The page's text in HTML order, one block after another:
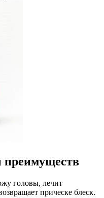
преимуществ
головы, лечит
прическе блеск.